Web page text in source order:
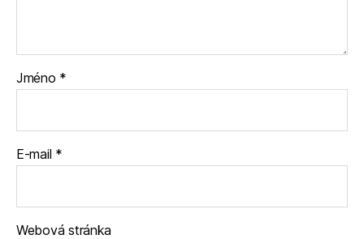
Jméno *
E-mail *
Webová stránka